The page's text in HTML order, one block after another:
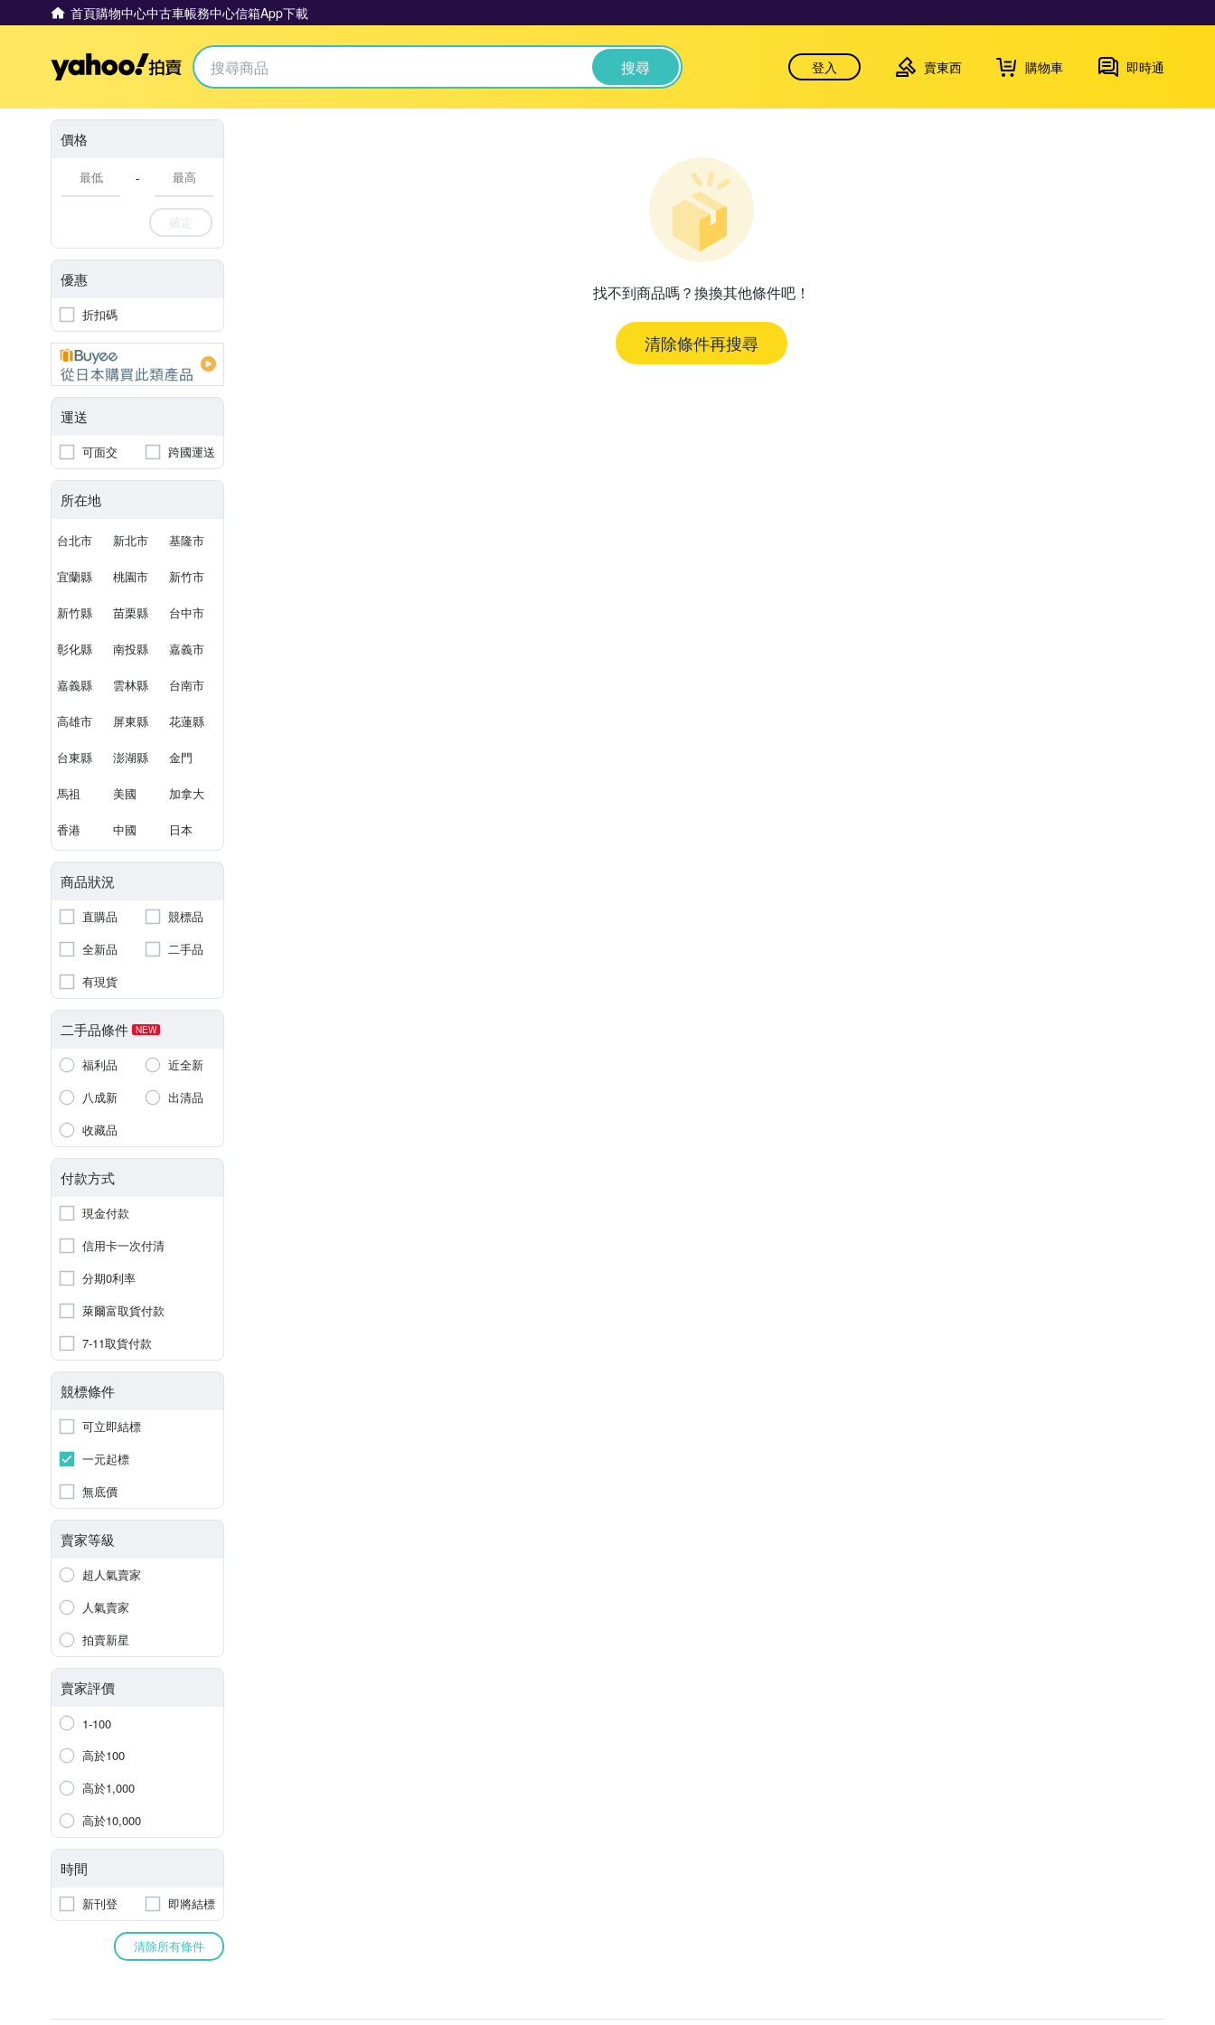
首頁購物中心中古車帳務中心信箱App下載
Yahoo拍賣 搜尋 登入 賣東西 購物車 即時通
價格
-
確定
優惠
折扣碼
運送
可面交 跨國運送
所在地
台北市 新北市 基隆市
宜蘭縣 桃園市 新竹市
新竹縣 苗栗縣 台中市
彰化縣 南投縣 嘉義市
嘉義縣 雲林縣 台南市
高雄市 屏東縣 花蓮縣
台東縣 澎湖縣 金門
馬祖 美國 加拿大
香港 中國 日本
商品狀況
直購品
競標品
全新品
二手品
有現貨
二手品條件 NEW
福利品
近全新
八成新
出清品
收藏品
付款方式
現金付款
信用卡一次付清
分期0利率
萊爾富取貨付款
7-11取貨付款
競標條件
可立即結標
一元起標
無底價
賣家等級
超人氣賣家
人氣賣家
拍賣新星
賣家評價
1-100
高於100
高於1,000
高於10,000
時間
新刊登 即將結標
清除所有條件
找不到商品嗎？換換其他條件吧！
清除條件再搜尋